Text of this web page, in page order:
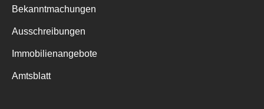
Bekanntmachungen
Ausschreibungen
Immobilienangebote
Amtsblatt